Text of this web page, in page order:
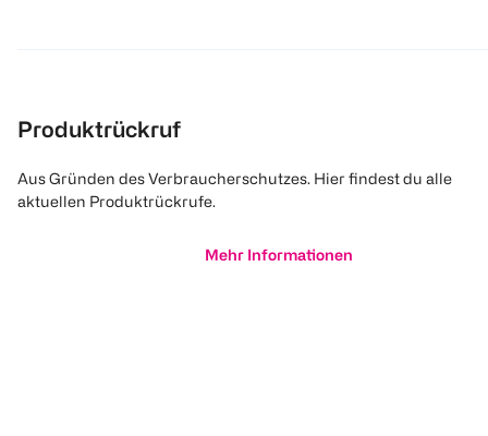
Produktrückruf
Aus Gründen des Verbraucherschutzes. Hier findest du alle
aktuellen Produktrückrufe.
Mehr Informationen